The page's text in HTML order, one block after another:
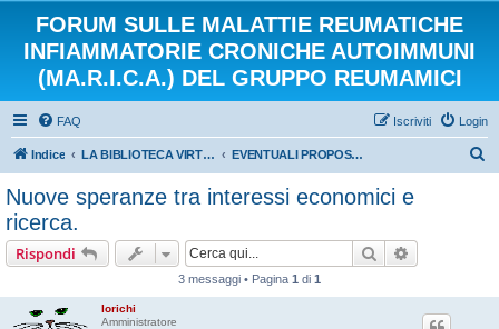
FORUM SULLE MALATTIE REUMATICHE
INFIAMMATORIE CRONICHE AUTOIMMUNI
(MA.R.I.C.A.) DEL GRUPPO REUMAMICI
FAQ Login
Iscriviti
Indice LA BIBLIOTECA VIRTUALE DEI REUMAMICI EVENTUALI PROPOSTE DI DISCUSSIONE
Nuove speranze tra interessi economici e
ricerca.
Rispondi Cerca
3 messaggi • Pagina 1 di 1
lorichi
Amministratore